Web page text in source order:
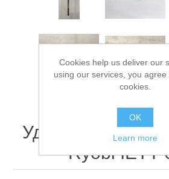
Спасательные
Удилище
Ryobi IETY
Cookies help us deliver our
using our services, you
cookies.
OK
Learn more